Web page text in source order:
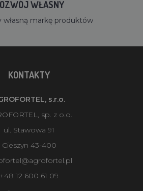
WŁASNY
markę produktów
KONTAKTY
s.r.o.
sp. z o.o.
ul. Stawowa 91
Cieszyn 43-400
+48 12 600 61 09